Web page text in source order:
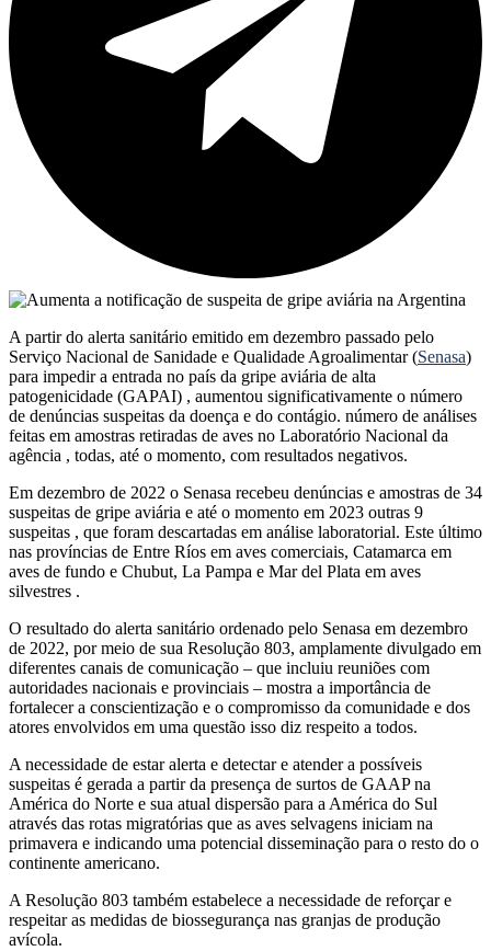
A partir do alerta sanitário emitido em dezembro passado pelo
Serviço Nacional de Sanidade e Qualidade Agroalimentar (Senasa)
para impedir a entrada no país da gripe aviária de alta
patogenicidade (GAPAI) , aumentou significativamente o número
de denúncias suspeitas da doença e do contágio. número de análises
feitas em amostras retiradas de aves no Laboratório Nacional da
agência , todas, até o momento, com resultados negativos.
Em dezembro de 2022 o Senasa recebeu denúncias e amostras de 34
suspeitas de gripe aviária e até o momento em 2023 outras 9
suspeitas , que foram descartadas em análise laboratorial. Este último
nas províncias de Entre Ríos em aves comerciais, Catamarca em
aves de fundo e Chubut, La Pampa e Mar del Plata em aves
silvestres .
O resultado do alerta sanitário ordenado pelo Senasa em dezembro
de 2022, por meio de sua Resolução 803, amplamente divulgado em
diferentes canais de comunicação – que incluiu reuniões com
autoridades nacionais e provinciais – mostra a importância de
fortalecer a conscientização e o compromisso da comunidade e dos
atores envolvidos em uma questão isso diz respeito a todos.
A necessidade de estar alerta e detectar e atender a possíveis
suspeitas é gerada a partir da presença de surtos de GAAP na
América do Norte e sua atual dispersão para a América do Sul
através das rotas migratórias que as aves selvagens iniciam na
primavera e indicando uma potencial disseminação para o resto do o
continente americano.
A Resolução 803 também estabelece a necessidade de reforçar e
respeitar as medidas de biossegurança nas granjas de produção
avícola.